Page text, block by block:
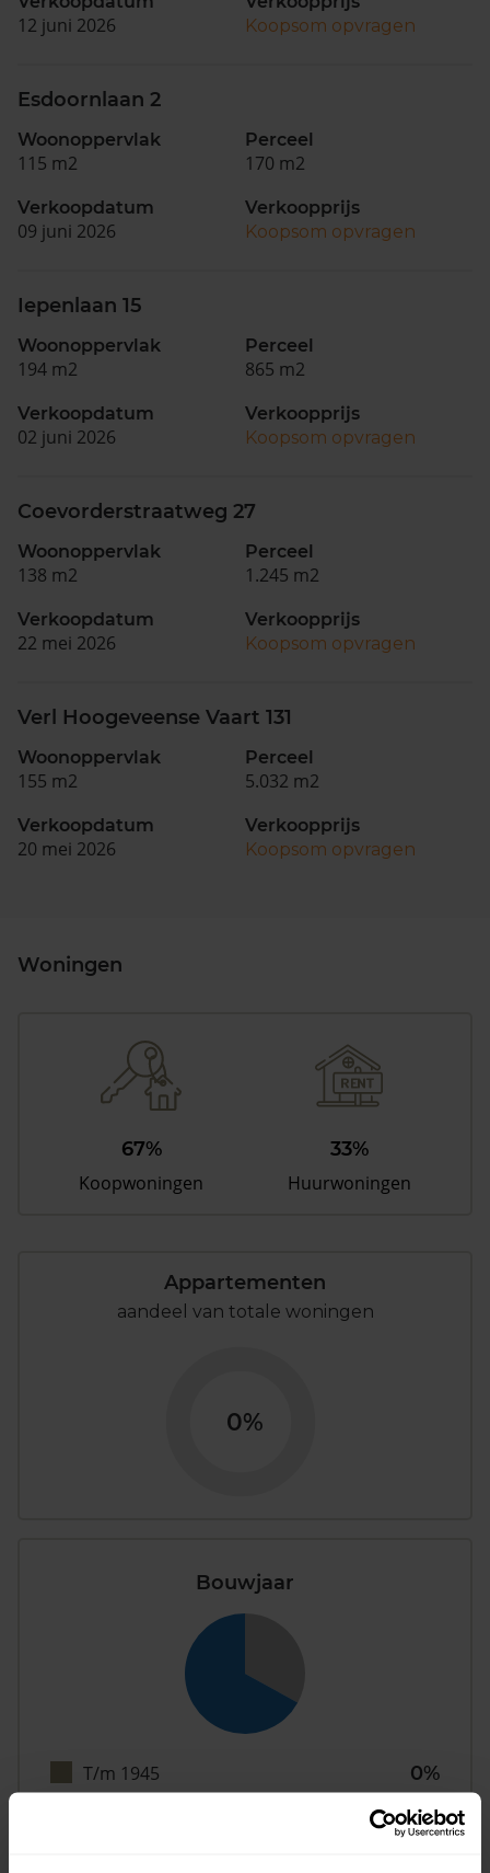
12 juni 2026
Koopsom opvragen
Esdoornlaan 2
Woonoppervlak
115 m2
Perceel
170 m2
Verkoopdatum
09 juni 2026
Verkoopprijs
Koopsom opvragen
Iepenlaan 15
Woonoppervlak
194 m2
Perceel
865 m2
Verkoopdatum
02 juni 2026
Verkoopprijs
Koopsom opvragen
Coevorderstraatweg 27
Woonoppervlak
138 m2
Perceel
1.245 m2
Verkoopdatum
22 mei 2026
Verkoopprijs
Koopsom opvragen
Verl Hoogeveense Vaart 131
Woonoppervlak
155 m2
Perceel
5.032 m2
Verkoopdatum
20 mei 2026
Verkoopprijs
Koopsom opvragen
Woningen
67%
Koopwoningen
33%
Huurwoningen
Appartementen
aandeel van totale woningen
0%
Bouwjaar
T/m 1945
0%
0%